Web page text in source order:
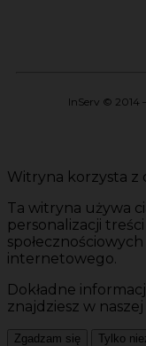
InServ © 2014
Witryna korzysta z
Ta witryna używa
personalizacji
internetowego.
Dokładne
znajdziesz w
Zgadzam się Tylko